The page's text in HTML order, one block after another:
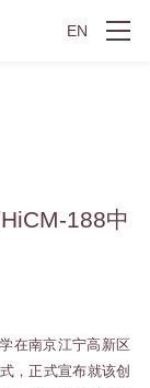
EN
188中
在南京江宁高新区
，正式宣布就该创